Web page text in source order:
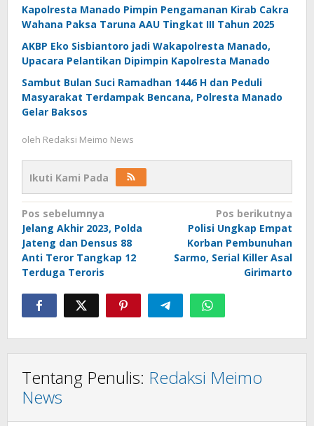
Kapolresta Manado Pimpin Pengamanan Kirab Cakra
Wahana Paksa Taruna AAU Tingkat III Tahun 2025
AKBP Eko Sisbiantoro jadi Wakapolresta Manado,
Upacara Pelantikan Dipimpin Kapolresta Manado
Sambut Bulan Suci Ramadhan 1446 H dan Peduli
Masyarakat Terdampak Bencana, Polresta Manado
Gelar Baksos
oleh Redaksi Meimo News
Ikuti Kami Pada
Navigasi
pos
Pos sebelumnya
Jelang Akhir 2023, Polda
Jateng dan Densus 88
Anti Teror Tangkap 12
Terduga Teroris
Pos berikutnya
Polisi Ungkap Empat
Korban Pembunuhan
Sarmo, Serial Killer Asal
Girimarto
Tentang Penulis: Redaksi Meimo
News